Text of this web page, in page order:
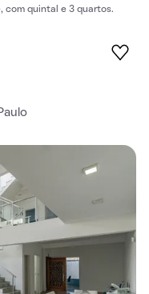
com quintal e 3 quartos.